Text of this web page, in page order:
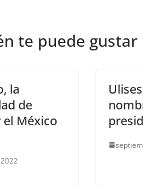
p er
te puede gustar
la
de
México